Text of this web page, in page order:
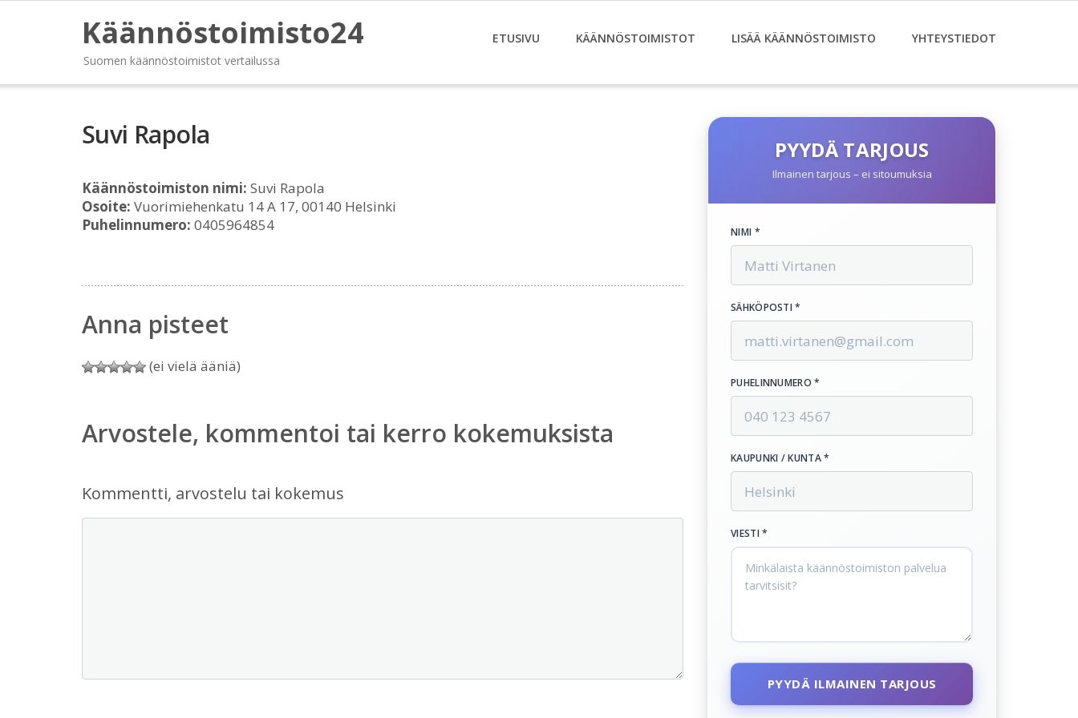
Käännöstoimisto24
Suomen käännöstoimistot vertailussa
ETUSIVU KÄÄNNÖSTOIMISTOT LISÄÄ KÄÄNNÖSTOIMISTO YHTEYSTIEDOT
Suvi Rapola
Käännöstoimiston nimi: Suvi Rapola
Osoite: Vuorimiehenkatu 14 A 17, 00140 Helsinki
Puhelinnumero: 0405964854
Anna pisteet
(ei vielä ääniä)
Arvostele, kommentoi tai kerro kokemuksista
Kommentti, arvostelu tai kokemus
PYYDÄ TARJOUS
Ilmainen tarjous – ei sitoumuksia
NIMI *
SÄHKÖPOSTI *
PUHELINNUMERO *
KAUPUNKI / KUNTA *
VIESTI *
PYYDÄ ILMAINEN TARJOUS